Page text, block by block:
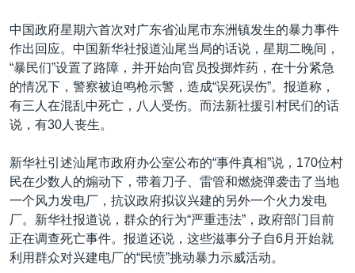
检
索
美洲
全球议题
劳工
环境
美中关系
美国建国250周年
埃博拉疫情
美国之音专访
重要讲话与声明
台海两岸关系
南中国海争端
关注西藏
中文广播
关注我们
其他语言网站
中国政府星期六首次对广东省汕尾市东洲镇发生的暴力事件
作出回应。中国新华社报道汕尾当局的话说，星期二晚间，
“暴民们”设置了路障，并开始向官员投掷炸药，在十分紧急
的情况下，警察被迫鸣枪示警，造成“误死误伤”。报道称，
有三人在混乱中死亡，八人受伤。而法新社援引村民们的话
说，有30人丧生。
新华社引述汕尾市政府办公室公布的“事件真相”说，170位村
民在少数人的煽动下，带着刀子、雷管和燃烧弹袭击了当地
一个风力发电厂，抗议政府拟议兴建的另外一个火力发电
厂。新华社报道说，群众的行为“严重违法”，政府部门目前
正在调查死亡事件。报道还说，这些滋事分子自6月开始就
利用群众对兴建电厂的“民愤”挑动暴力示威活动。